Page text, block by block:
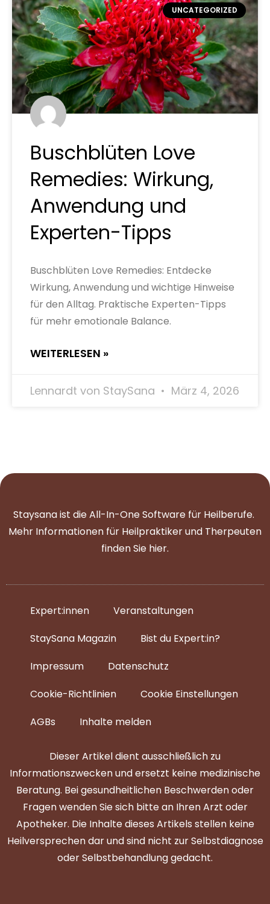
UNCATEGORIZED
Buschblüten Love
Remedies: Wirkung,
Anwendung und
Experten-Tipps
Buschblüten Love Remedies: Entdecke
Wirkung, Anwendung und wichtige Hinweise
für den Alltag. Praktische Experten-Tipps
für mehr emotionale Balance.
WEITERLESEN »
Lennardt von StaySana März 4, 2026
Staysana ist die All-In-One Software für Heilberufe.
Mehr Informationen für Heilpraktiker und Therpeuten
finden Sie hier.
Expert:innen
Veranstaltungen
StaySana Magazin​
Bist du Expert:in?
Impressum
Datenschutz
Cookie-Richtlinien
Cookie Einstellungen
AGBs
Inhalte melden
Dieser Artikel dient ausschließlich zu
Informationszwecken und ersetzt keine medizinische
Beratung. Bei gesundheitlichen Beschwerden oder
Fragen wenden Sie sich bitte an Ihren Arzt oder
Apotheker. Die Inhalte dieses Artikels stellen keine
Heilversprechen dar und sind nicht zur Selbstdiagnose
oder Selbstbehandlung gedacht.